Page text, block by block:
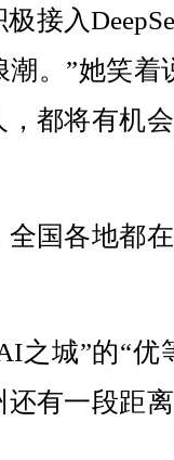
接入
。”她笑着
都将有机
国各地都
城”的“优
有一段距